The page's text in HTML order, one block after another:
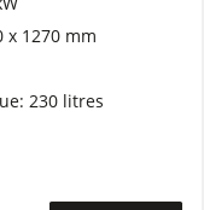
x 1270 mm
230 litres